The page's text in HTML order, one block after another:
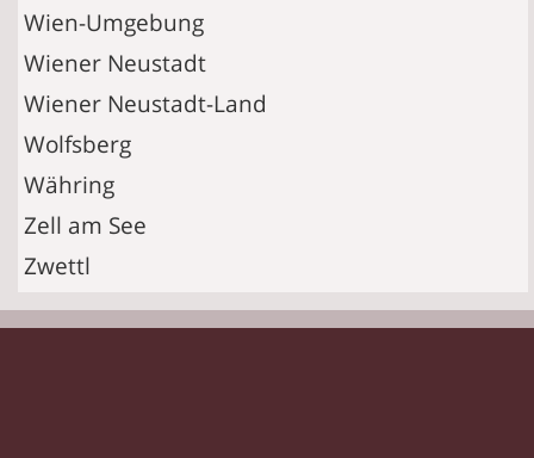
Wien-Umgebung
Wiener Neustadt
Wiener Neustadt-Land
Wolfsberg
Währing
Zell am See
Zwettl